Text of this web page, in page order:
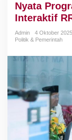
Nyata
Interaktif
Admin
4 Oktober 2025
Politik & Pemerintah